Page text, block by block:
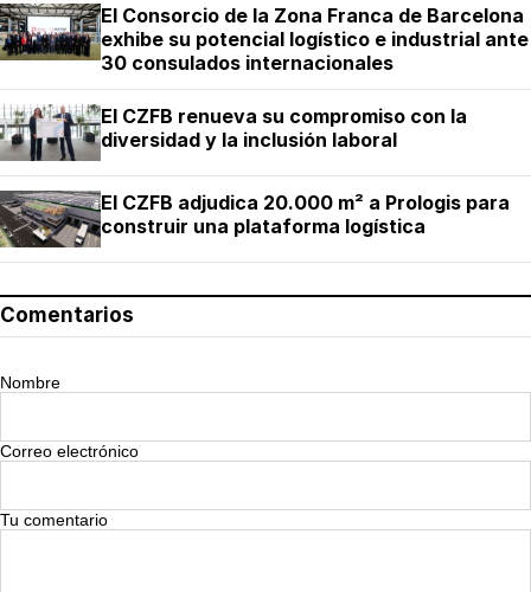
El Consorcio de la Zona Franca de Barcelona
exhibe su potencial logístico e industrial ante
30 consulados internacionales
El CZFB renueva su compromiso con la
diversidad y la inclusión laboral
El CZFB adjudica 20.000 m² a Prologis para
construir una plataforma logística
Comentarios
Nombre
Correo electrónico
Tu comentario